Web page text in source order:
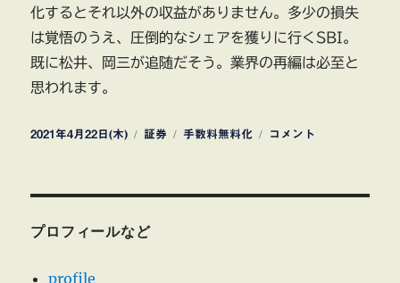
化するとそれ以外の収益がありません。多少の損失
は覚悟のうえ、圧倒的なシェアを獲りに行くSBI。
既に松井、岡三が追随だそう。業界の再編は必至と
思われます。
投
2021年4月22日(木)
カ
証券
タ
手数料無料化
SBI
コメント
プロフィールなど
profile